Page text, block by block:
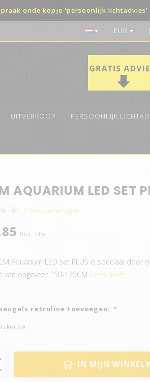
onde kopje 'persoonlijk lichtadvies'
De beste kwaliteit
EUR
UITVERKOOP PERSOONLIJK
AQUARIUM LED SET
0 beoordelingen
Incl. btw
Aquarium LED set PLUS is speciaal door
van ongeveer 150-175CM. Lees meer..
retroline toevoegen: *
IN MIJN